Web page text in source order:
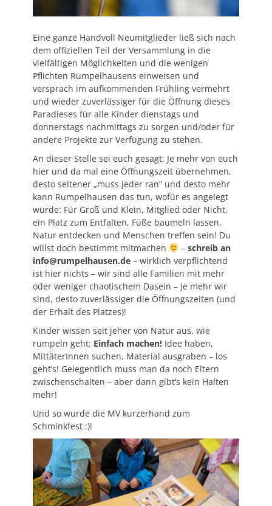
Eine ganze Handvoll Neumitglieder ließ sich nach
dem offiziellen Teil der Versammlung in die
vielfältigen Möglichkeiten und die wenigen
Pflichten Rumpelhausens einweisen und
versprach im aufkommenden Frühling vermehrt
und wieder zuverlässiger für die Öffnung dieses
Paradieses für alle Kinder dienstags und
donnerstags nachmittags zu sorgen und/oder für
andere Projekte zur Verfügung zu stehen.
An dieser Stelle sei euch gesagt: Je mehr von euch
hier und da mal eine Öffnungszeit übernehmen,
desto seltener „muss jeder ran“ und desto mehr
kann Rumpelhausen das tun, wofür es angelegt
wurde: Für Groß und Klein, Mitglied oder Nicht,
ein Platz zum Entfalten, Füße baumeln lassen,
Natur entdecken und Menschen treffen sein! Du
willst doch bestimmt mitmachen
–schreib an
info@rumpelhausen.de – wirklich verpflichtend
ist hier nichts – wir sind alle Familien mit mehr
oder weniger chaotischem Dasein – je mehr wir
sind, desto zuverlässiger die Öffnungszeiten (und
der Erhalt des Platzes)!
Kinder wissen seit jeher von Natur aus, wie
rumpeln geht: Einfach machen! Idee haben,
MittäterInnen suchen, Material ausgraben – los
geht’s! Gelegentlich muss man da noch Eltern
zwischenschalten – aber dann gibt’s kein Halten
mehr!
Und so wurde die MV kurzerhand zum
Schminkfest :)!